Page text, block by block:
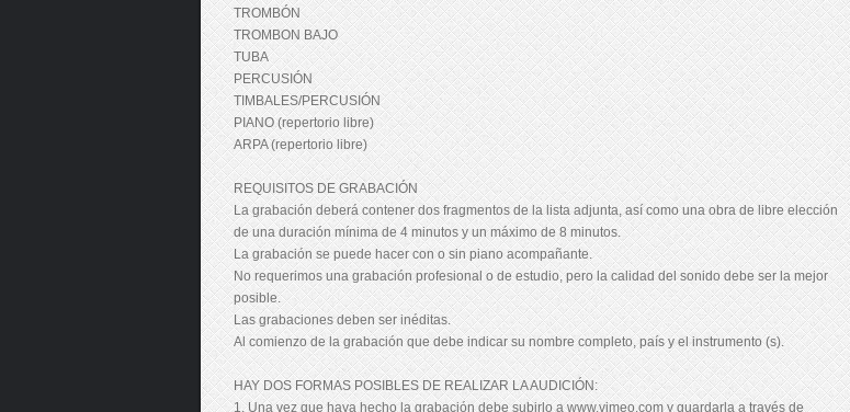
TROMBÓN
TROMBON BAJO
TUBA
PERCUSIÓN
TIMBALES/PERCUSIÓN
PIANO (repertorio libre)
ARPA (repertorio libre)
REQUISITOS DE GRABACIÓN
La grabación deberá contener dos fragmentos de la lista adjunta, así como una obra de libre elección
de una duración mínima de 4 minutos y un máximo de 8 minutos.
La grabación se puede hacer con o sin piano acompañante.
No requerimos una grabación profesional o de estudio, pero la calidad del sonido debe ser la mejor
posible.
Las grabaciones deben ser inéditas.
Al comienzo de la grabación que debe indicar su nombre completo, país y el instrumento (s).
HAY DOS FORMAS POSIBLES DE REALIZAR LA AUDICIÓN:
1. Una vez que haya hecho la grabación debe subirlo a www.vimeo.com y guardarla a través de